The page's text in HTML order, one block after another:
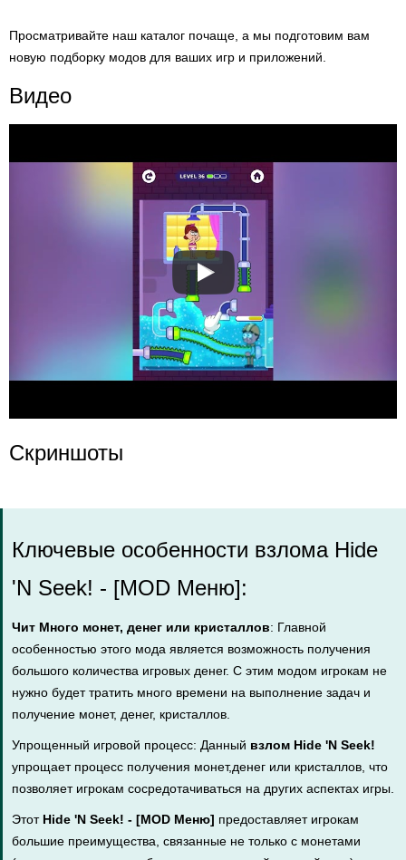
Просматривайте наш каталог почаще, а мы подготовим вам
новую подборку модов для ваших игр и приложений.
Видео
Скриншоты
Ключевые особенности взлома Hide
'N Seek! - [MOD Меню]:
Чит Много монет, денег или кристаллов: Главной
особенностью этого мода является возможность получения
большого количества игровых денег. С этим модом игрокам не
нужно будет тратить много времени на выполнение задач и
получение монет, денег, кристаллов.
Упрощенный игровой процесс: Данный взлом Hide 'N Seek!
упрощает процесс получения монет,денег или кристаллов, что
позволяет игрокам сосредотачиваться на других аспектах игры.
Этот Hide 'N Seek! - [MOD Меню] предоставляет игрокам
большие преимущества, связанные не только с монетами